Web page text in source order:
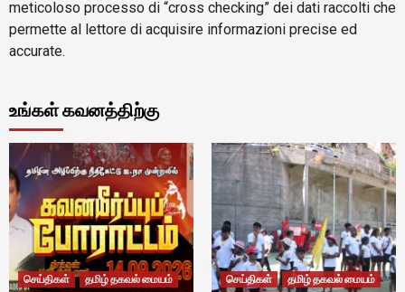
meticoloso processo di “cross checking” dei dati raccolti che
permette al lettore di acquisire informazioni precise ed
accurate.
உங்கள் கவனத்திற்கு
செய்திகள்
தமிழ் தகவல் மையம்
செய்திகள்
தமிழ் தகவல் மையம்